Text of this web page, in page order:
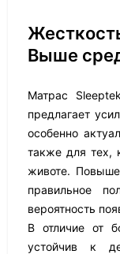
Выше
Матрас
предлагает
особенно
также для тех,
животе.
правильное
вероятность
В отличие от
устойчив к